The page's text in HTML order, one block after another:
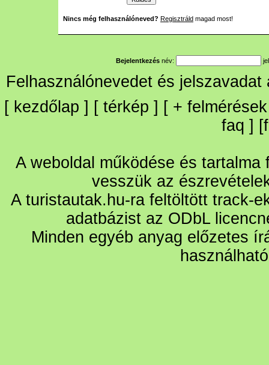
Nincs még felhasználóneved? Regisztráld magad most!
Bejelentkezés név:
Felhasználónevedet és
[ kezdőlap ] [ térkép ] [ + felmérések
faq ] [
A weboldal működése és
vesszük az
A turistautak.hu-ra feltöltött track-
adatbázist az ODbL
Minden egyéb anyag előzetes